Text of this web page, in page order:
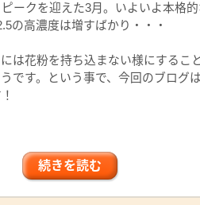
ークを迎えた3月。いよいよ本格
の高濃度は増すばかり・・・
は花粉を持ち込まない様にするこ
です。という事で、今回のブログ
続きを読む